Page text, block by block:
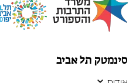
סינמטק תל אביב